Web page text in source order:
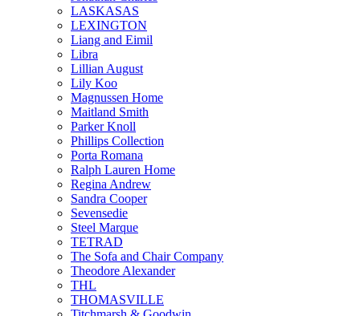
LASKASAS
LEXINGTON
Liang and Eimil
Libra
Lillian August
Lily Koo
Magnussen Home
Maitland Smith
Parker Knoll
Phillips Collection
Porta Romana
Ralph Lauren Home
Regina Andrew
Sandra Cooper
Sevensedie
Steel Marque
TETRAD
The Sofa and Chair Company
Theodore Alexander
THL
THOMASVILLE